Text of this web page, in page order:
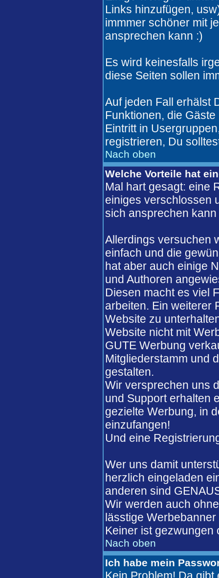
Links hinzufügen,
immmer schöner mit
ansprechen kann :)
Es wird keinesfalls
diese Seiten sollen
Auf jeden Fall erhälst
Funktionen, die
Eintritt in
registrieren, Du
Nach oben
Welche Vorteile hat
Mal hart gesagt: eine
einiges verschlossen
sich ansprechen
Allerdings versuchen
einfach und die
hat aber auch einige
und Authoren
Diesen macht es viel
arbeiten. Ein weiterer
Website zu
Website nicht mit
GUTE Werbung
Mitgliederstamm und
gestalten.
Wir versprechen uns
und Support erhalten
gezielte Werbung, in
einzufangen!
Und eine
Wer uns damit
herzlich eingeladen
anderen sind
Wir werden auch
lässtige
Keiner ist gezwungen
Nach oben
Ich habe mein